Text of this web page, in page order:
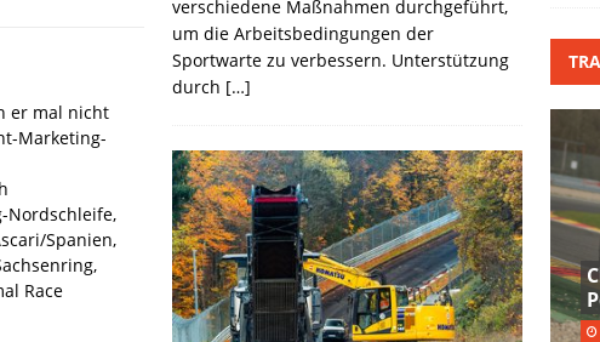
er mal nicht
Marketing-
Nordschleife,
Spanien,
Race
verschiedene Maßnahmen durchgeführt,
um die Arbeitsbedingungen der
Sportwarte zu verbessern. Unterstützung
durch […]